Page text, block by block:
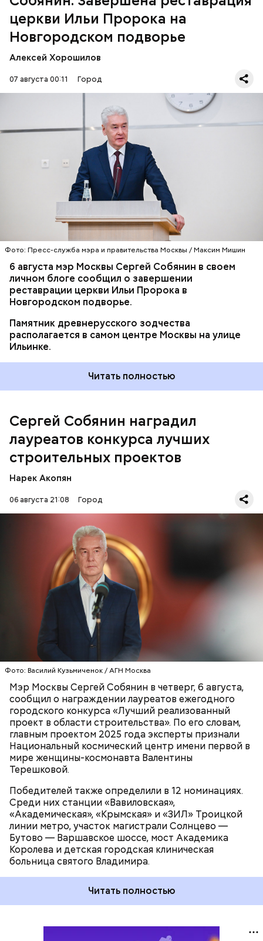
церкви Ильи Пророка на
Новгородском подворье
Алексей Хорошилов
07 августа 00:11 Город
Фото: Пресс-служба мэра и правительства Москвы / Максим Мишин
6 августа мэр Москвы Сергей Собянин в своем
личном блоге сообщил о завершении
реставрации церкви Ильи Пророка в
Новгородском подворье.
Памятник древнерусского зодчества
располагается в самом центре Москвы на улице
Ильинке.
Недавно храм отметил свое 500-летие.
Читать полностью
ЦЕРКОВЬ
МОСКВА
СЕРГЕЙ СОБЯНИН
Сергей Собянин наградил
лауреатов конкурса лучших
строительных проектов
Нарек Акопян
06 августа 21:08 Город
Фото: Василий Кузьмиченок / АГН Москва
Мэр Москвы Сергей Собянин в четверг, 6 августа,
сообщил о награждении лауреатов ежегодного
городского конкурса «Лучший реализованный
проект в области строительства». По его словам,
главным проектом 2025 года эксперты признали
Национальный космический центр имени первой в
мире женщины-космонавта Валентины
Терешковой.
Победителей также определили в 12 номинациях.
Среди них станции «Вавиловская»,
«Академическая», «Крымская» и «ЗИЛ» Троицкой
линии метро, участок магистрали Солнцево —
Бутово — Варшавское шоссе, мост Академика
Королева и детская городская клиническая
больница святого Владимира.
В числе отмеченных проектов оказались школа
«Летово Джуниор», большой лыжный трамплин на
Воробьевых горах, кинокластер Киностудии
детских и юношеских фильмов имени Горького,
Дом русского бильярда «Москва», офисный
комплекс ICITY, Технополис модульного
домостроения и крупномодульный дом на улице
Гарибальди.
Play
Video
Сергей Собянин назвал лучшие строительные проекты Москвы
2025 года / Видео: МАКС / Мэр Москвы Сергей Собянин
— Спасибо вам, друзья, за высокий
огромный вклад в развитие столицы, за
реализованные проекты, которые делают нашу
любимую Москву красивой и комфортной, —
написал Собянин в
МАКС .
Ранее он сообщил, что 16 столичных учеников 5–7-х
стали победителями, еще 17 получили
дипломы призеров на всероссийском конкурсе
«Большая перемена».
Читать полностью
МОСКВА РОССИЯ СЕРГЕЙ СОБЯНИН